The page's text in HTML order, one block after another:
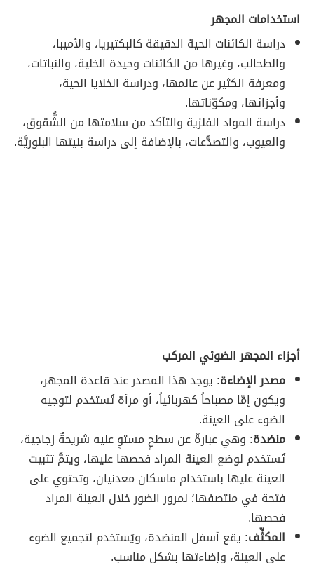
استخدامات المجهر
دراسة الكائنات الحية الدقيقة كالبكتيريا، والأميبا،
والطحالب، وغيرها من الكائنات وحيدة الخلية، والنباتات،
ومعرفة الكثير عن عالمها، ودراسة الخلايا الحية،
وأجزائها، ومكوّناتها.
دراسة المواد الفلزية والتأكد من سلامتها من الشُّقوق،
والعيوب، والتصدُّعات، بالإضافة إلى دراسة بنيتها البلوريَّة.
أجزاء المجهر الضوئي المركب
مصدر الإضاءة: يوجد هذا المصدر عند قاعدة المجهر،
ويكون إمّا مصباحاً كهربائياً، أو مرآة تُستخدم لتوجيه
الضوء على العينة.
منضدة: وهي عبارةٌ عن سطحٍ مستوٍ عليه شريحةٌ زجاجية،
تُستخدم لوضع العينة المراد فحصها عليها، ويتمُّ تثبيت
العينة عليها باستخدام ماسكان معدنيان، وتحتوي على
فتحة في منتصفها؛ لمرور الضور خلال العينة المراد
فحصها.
المكثِّف: يقع أسفل المنضدة، ويُستخدم لتجميع الضوء
على العينة، وإضاءتها بشكلٍ مناسب.